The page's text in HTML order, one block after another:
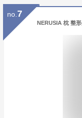
no. 7